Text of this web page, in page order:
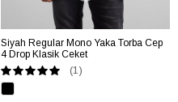
Siyah Regular Mono Yaka Torba Cep
4 Drop Klasik Ceket
(1)